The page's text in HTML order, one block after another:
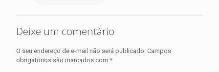
Deixe um comentário
O seu endereço de e-mail não será publicado. Campos
obrigatórios são marcados com *